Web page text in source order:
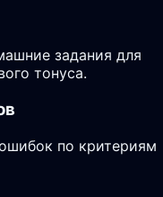
задания для
тонуса.
по критериям